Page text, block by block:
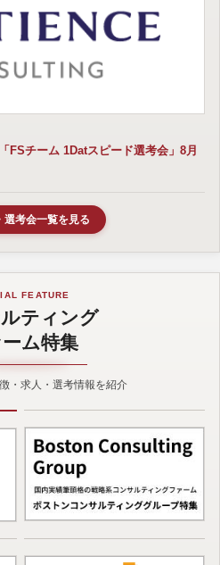
FSチーム 1Datスピード選考会」8月
選考会一覧を見る
FEATURE
ティング
ム特集
・求人・選考情報を紹介